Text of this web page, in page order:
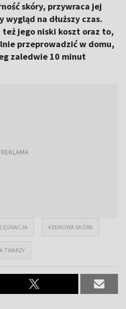
skóry, przywraca jej
wygląd na dłuższy czas.
jego niski koszt oraz to,
przeprowadzić w domu,
zaledwie 10 minut
#ZDROWA SKÓRA
TWARZY